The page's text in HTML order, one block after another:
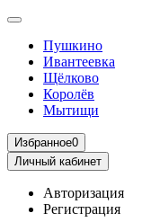
Пушкино
Ивантеевка
Щёлково
Королёв
Мытищи
Избранное0
Личный кабинет
Авторизация
Регистрация